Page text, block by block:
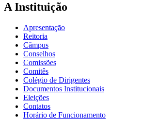
A Instituição
Apresentação
Reitoria
Câmpus
Conselhos
Comissões
Comitês
Colégio de Dirigentes
Documentos Institucionais
Eleições
Contatos
Horário de Funcionamento